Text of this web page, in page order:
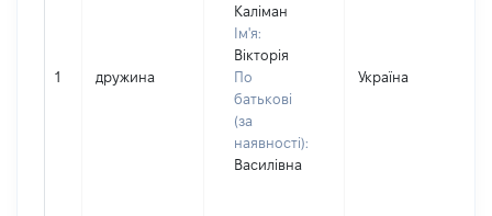
1 дружина
Каліман
Ім'я:
Вікторія
По
батькові
(за
наявності):
Василівна
Україна